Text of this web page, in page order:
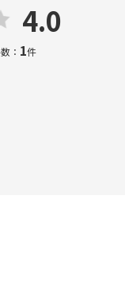
4.0
： 1件